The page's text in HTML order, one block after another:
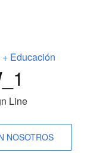
Educación
Line
NOSOTROS